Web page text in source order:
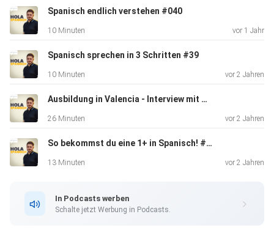
Spanisch endlich verstehen #040
10 Minuten vor 1 Jahr
Spanisch sprechen in 3 Schritten #39
10 Minuten vor 2 Jahren
Ausbildung in Valencia - Interview mit Nelly #037
26 Minuten vor 2 Jahren
So bekommst du eine 1+ in Spanisch! #036
13 Minuten vor 2 Jahren
In Podcasts werben
Schalte jetzt Werbung in Podcasts.